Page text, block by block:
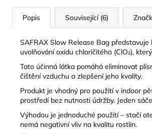
Popis Související (6)
SAFRAX Slow Release Bag
uvolňování oxidu chloričitého (ClO₂),
Tato účinná látka pomáhá eliminovat
čištění vzduchu a zlepšení jeho kvality.
Produkt je vhodný pro použití v indoor
prostředí bez nutnosti údržby. Jeden
Výhodou je jednoduché použití – stačí
nemá negativní vliv na kvalitu rostlin.